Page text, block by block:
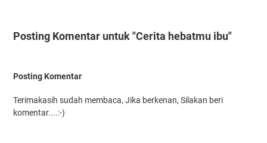
Posting Komentar untuk "Cerita hebatmu ibu"
Posting Komentar
Terimakasih sudah membaca, Jika berkenan, Silakan beri
komentar....:-)